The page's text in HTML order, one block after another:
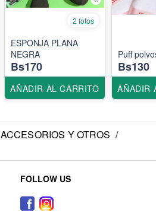
2 fotos
ESPONJA PLANA
NEGRA
Bs170
AÑADIR AL CARRITO
Puff
Bs130
AÑADIR
ACCESORIOS Y OTROS /
FOLLOW US